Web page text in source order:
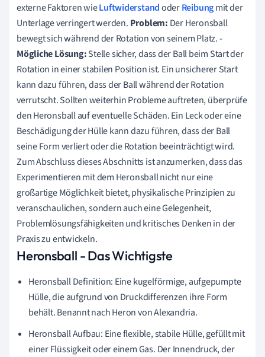
externe Faktoren wieLuftwiderstandoderReibungmit der
Unterlage verringert werden. Problem: Der Heronsball
bewegt sich während der Rotation von seinem Platz. -
Mögliche Lösung:Stelle sicher, dass der Ball beim Start der
Rotation in einer stabilen Position ist. Ein unsicherer Start
kann dazu führen, dass der Ball während der Rotation
verrutscht. Sollten weiterhin Probleme auftreten, überprüfe
den Heronsball auf eventuelle Schäden. Ein Leck oder eine
Beschädigung der Hülle kann dazu führen, dass der Ball
seine Form verliert oder die Rotation beeinträchtigt wird.
Zum Abschluss dieses Abschnitts ist anzumerken, dass das
Experimentieren mit dem Heronsball nicht nur eine
großartige Möglichkeit bietet, physikalische Prinzipien zu
veranschaulichen, sondern auch eine Gelegenheit,
Problemlösungsfähigkeiten und kritisches Denken in der
Praxis zu entwickeln.
Heronsball - Das Wichtigste
Heronsball Definition: Eine kugelförmige, aufgepumpte
Hülle, die aufgrund von Druckdifferenzen ihre Form
behält. Benannt nach Heron von Alexandria.
Heronsball Aufbau: Eine flexible, stabile Hülle, gefüllt mit
einer Flüssigkeit oder einem Gas. Der Innendruck, der